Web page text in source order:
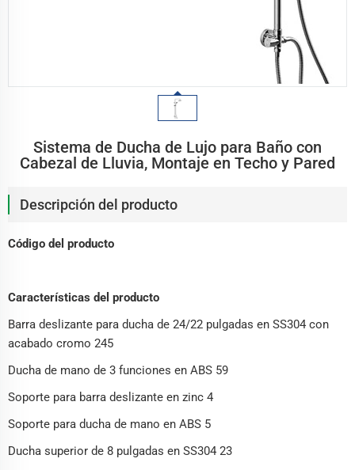
Sistema de Ducha de Lujo para Baño con
Cabezal de Lluvia, Montaje en Techo y Pared
Descripción del producto
Código del producto
Características del producto
Barra deslizante para ducha de 24/22 pulgadas en SS304 con
acabado cromo 245
Ducha de mano de 3 funciones en ABS 59
Soporte para barra deslizante en zinc 4
Soporte para ducha de mano en ABS 5
Ducha superior de 8 pulgadas en SS304 23